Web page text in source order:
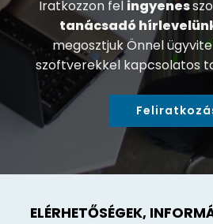
Iratkozzon fel ingyenes
tanácsadó
megosztjuk Önnel
szoftverekkel kapcsolatos
ELÉRHETŐSÉGEK,